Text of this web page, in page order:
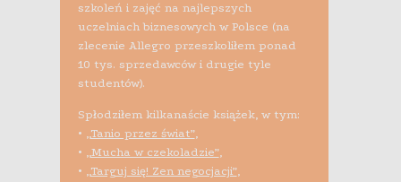
szkoleń i zajęć na najlepszych
uczelniach biznesowych w Polsce (na
zlecenie Allegro przeszkoliłem ponad
10 tys. sprzedawców i drugie tyle
studentów).
Spłodziłem kilkanaście książek, w tym:
• „Tanio przez świat”,
• „Mucha w czekoladzie”,
• „Targuj się! Zen negocjacji”,